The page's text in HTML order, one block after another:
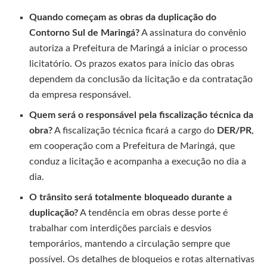
Quando começam as obras da duplicação do
Contorno Sul de Maringá?A assinatura do convênio
autoriza a Prefeitura de Maringá a iniciar o processo
licitatório. Os prazos exatos para início das obras
dependem da conclusão da licitação e da contratação
da empresa responsável.
Quem será o responsável pela fiscalização técnica da
obra?A fiscalização técnica ficará a cargo do DER/PR,
em cooperação com a Prefeitura de Maringá, que
conduz a licitação e acompanha a execução no dia a
dia.
O trânsito será totalmente bloqueado durante a
duplicação?A tendência em obras desse porte é
trabalhar com interdições parciais e desvios
temporários, mantendo a circulação sempre que
possível. Os detalhes de bloqueios e rotas alternativas